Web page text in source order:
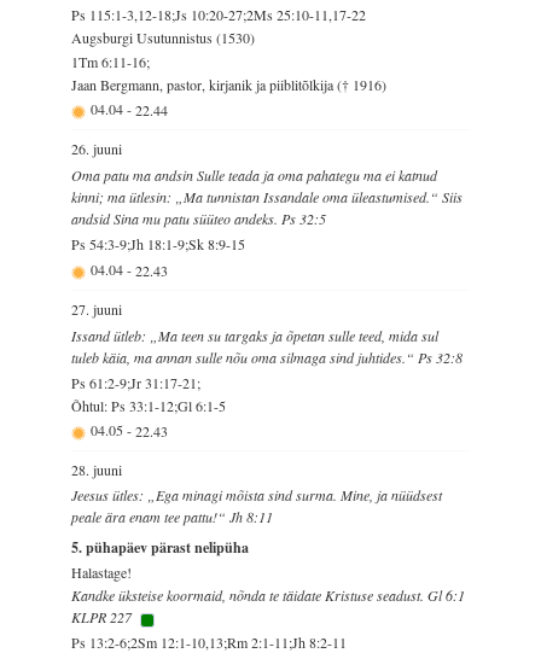
Ps 115:1-3,12-18;Js 10:20-27;2Ms 25:10-11,17-22
Augsburgi Usutunnistus (1530)
1Tm 6:11-16;
Jaan Bergmann, pastor, kirjanik ja piiblitõlkija († 1916)
04.04-22.44
26. juuni
Oma patu ma andsin Sulle teada ja oma pahategu ma ei katnud
kinni; ma ütlesin: „Ma tunnistan Issandale oma üleastumised.“ Siis
andsid Sina mu patu süüteo andeks. Ps 32:5
Ps 54:3-9;Jh 18:1-9;Sk 8:9-15
04.04-22.43
27. juuni
Issand ütleb: „Ma teen su targaks ja õpetan sulle teed, mida sul
tuleb käia, ma annan sulle nõu oma silmaga sind juhtides.“ Ps 32:8
Ps 61:2-9;Jr 31:17-21;
Õhtul: Ps 33:1-12;Gl 6:1-5
04.05-22.43
28. juuni
Jeesus ütles: „Ega minagi mõista sind surma. Mine, ja nüüdsest
peale ära enam tee pattu!“ Jh 8:11
5. pühapäev pärast nelipüha
Halastage!
Kandke üksteise koormaid, nõnda te täidate Kristuse seadust. Gl 6:1
KLPR 227
Ps 13:2-6;2Sm 12:1-10,13;Rm 2:1-11;Jh 8:2-11